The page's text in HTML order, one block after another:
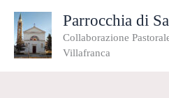
contenuto
Parrocchia di
Collaborazione
Villafranca